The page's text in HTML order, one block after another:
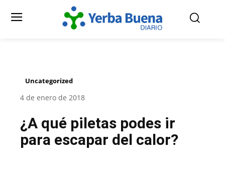
Uncategorized
4 de enero de 2018
¿A qué piletas podes ir
para escapar del calor?